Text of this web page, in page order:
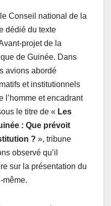
Conseil national de la
dédié du texte
projet de la
de Guinée. Dans
avions abordé
et institutionnels
l’homme et encadrant
le titre de « Les
: Que prévoit
? », tribune
observé qu’il
sur la présentation du
même.